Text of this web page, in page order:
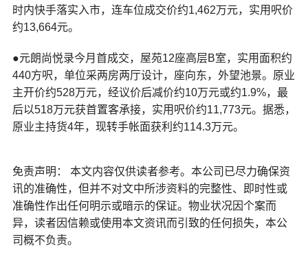
时内快手落实入市，连车位成交价约1,462万元，实用呎价
约13,664元。
●元朗尚悦录今月首成交，屋苑12座高层B室，实用面积约
440方呎，单位采两房两厅设计，座向东，外望池景。原业
主开价约528万元，经议价后减价约10万元或约1.9%，最
后以518万元获首置客承接，实用呎价约11,773元。据悉，
原业主持货4年，现转手帐面获利约114.3万元。
免责声明： 本文内容仅供读者参考。本公司已尽力确保资
讯的准确性，但并不对文中所涉资料的完整性、即时性或
准确性作出任何明示或暗示的保证。物业状况因个案而
异，读者因信赖或使用本文资讯而引致的任何损失，本公
司概不负责。